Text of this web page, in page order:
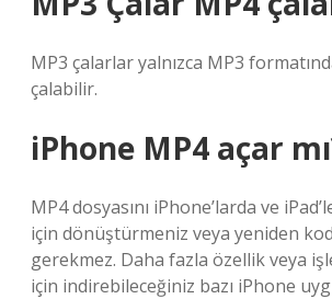
MP3 çalarlar yalnızca MP3
çalabilir.
iPhone MP4 açar
MP4 dosyasını iPhone’larda ve
için dönüştürmeniz veya yeniden
gerekmez. Daha fazla özellik veya
için indirebileceğiniz bazı iPhone